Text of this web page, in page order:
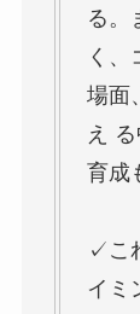
る。
く、
場面
え
育成
✓こ
イミ